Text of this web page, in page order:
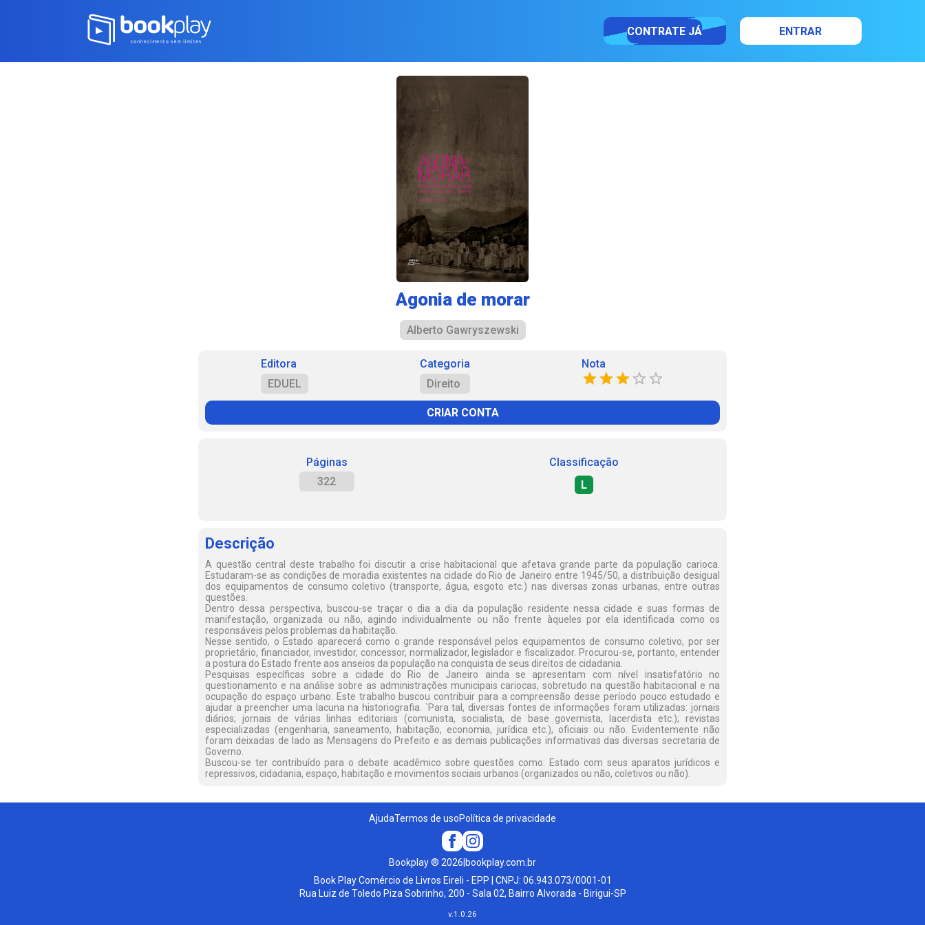
CONTRATE JÁ ENTRAR
Agonia de morar
Alberto Gawryszewski
Editora
EDUEL
Categoria
Direito
Nota
CRIAR CONTA
Páginas
322
Classificação
L
Descrição
A questão central deste trabalho foi discutir a crise habitacional que afetava grande parte da população carioca.
Estudaram-se as condições de moradia existentes na cidade do Rio de Janeiro entre 1945/50, a distribuição desigual
dos equipamentos de consumo coletivo (transporte, água, esgoto etc.) nas diversas zonas urbanas, entre outras
questões.
Dentro dessa perspectiva, buscou-se traçar o dia a dia da população residente nessa cidade e suas formas de
manifestação, organizada ou não, agindo individualmente ou não frente àqueles por ela identificada como os
responsáveis pelos problemas da habitação.
Nesse sentido, o Estado aparecerá como o grande responsável pelos equipamentos de consumo coletivo, por ser
proprietário, financiador, investidor, concessor, normalizador, legislador e fiscalizador. Procurou-se, portanto, entender
a postura do Estado frente aos anseios da população na conquista de seus direitos de cidadania.
Pesquisas específicas sobre a cidade do Rio de Janeiro ainda se apresentam com nível insatisfatório no
questionamento e na análise sobre as administrações municipais cariocas, sobretudo na questão habitacional e na
ocupação do espaço urbano. Este trabalho buscou contribuir para a compreensão desse período pouco estudado e
ajudar a preencher uma lacuna na historiografia. `Para tal, diversas fontes de informações foram utilizadas: jornais
diários; jornais de várias linhas editoriais (comunista, socialista, de base governista, lacerdista etc.); revistas
especializadas (engenharia, saneamento, habitação, economia, jurídica etc.), oficiais ou não. Evidentemente não
foram deixadas de lado as Mensagens do Prefeito e as demais publicações informativas das diversas secretaria de
Governo.
Buscou-se ter contribuído para o debate acadêmico sobre questões como: Estado com seus aparatos jurídicos e
repressivos, cidadania, espaço, habitação e movimentos sociais urbanos (organizados ou não, coletivos ou não).
AjudaTermos de usoPolítica de privacidade
Bookplay® 2026 bookplay.com.br
Book Play Comércio de Livros Eireli - EPP | CNPJ: 06.943.073/0001-01
Rua Luiz de Toledo Piza Sobrinho, 200 - Sala 02, Bairro Alvorada - Birigui-SP
v.1.0.26